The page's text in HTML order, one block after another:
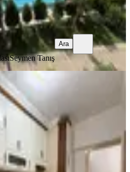
Seymen Tanış
Ara
Mah-atatürk Parkına
İnönü Okulu Karşısı-2+1
Mahallesi